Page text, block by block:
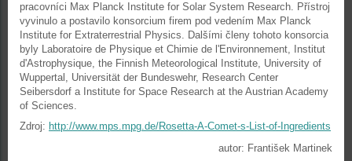
pracovníci Max Planck Institute for Solar System Research. Přístroj
vyvinulo a postavilo konsorcium firem pod vedením Max Planck
Institute for Extraterrestrial Physics. Dalšími členy tohoto konsorcia
byly Laboratoire de Physique et Chimie de l'Environnement, Institut
d'Astrophysique, the Finnish Meteorological Institute, University of
Wuppertal, Universität der Bundeswehr, Research Center
Seibersdorf a Institute for Space Research at the Austrian Academy
of Sciences.
Zdroj: http://www.mps.mpg.de/Rosetta-A-Comet-s-List-of-Ingredients
autor: František Martinek